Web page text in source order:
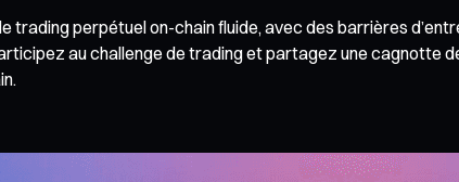
trading perpétuel on-chain fluide, avec des barrières
au challenge de trading et partagez une cagnotte